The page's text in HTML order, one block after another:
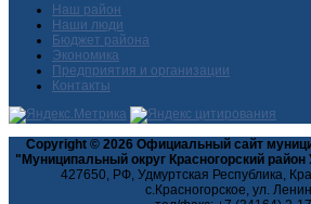
Наш район
Наши люди
Бюджет района
Экономика
Предприятия и организации
Контакты
Copyright © 2026 Официальный сайт
"Муниципальный округ Красногорский
427650, РФ, Удмуртская Республика,
с.Красногорское, ул.